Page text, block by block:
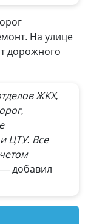
На улице
дорожного
ЖКХ,
ЦТУ. Все
добавил